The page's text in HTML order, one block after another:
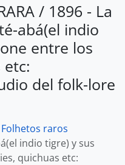
/ 1896 - La
abá(el indio
entre los
del folk-lore
Folhetos raros
indio tigre) y sus
quichuas etc: